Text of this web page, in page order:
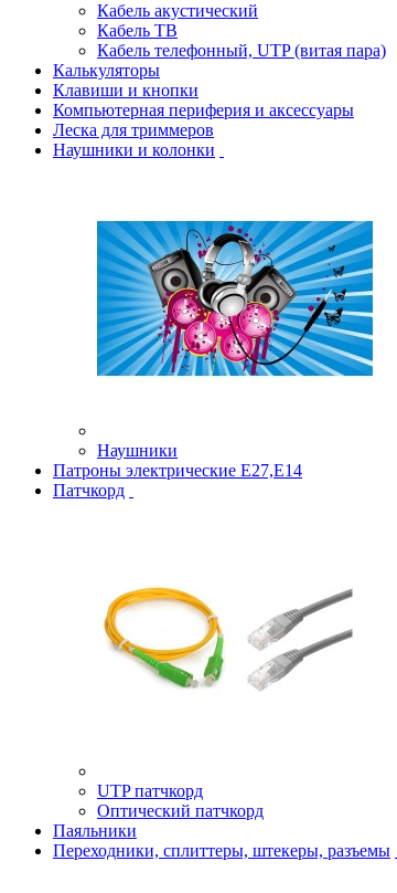
Кабель акустический
Кабель ТВ
Кабель телефонный, UTP (витая пара)
Калькуляторы
Клавиши и кнопки
Компьютерная периферия и аксессуары
Леска для триммеров
Наушники и колонки
Наушники
Патроны электрические Е27,Е14
Патчкорд
UTP патчкорд
Оптический патчкорд
Паяльники
Переходники, сплиттеры, штекеры, разъемы